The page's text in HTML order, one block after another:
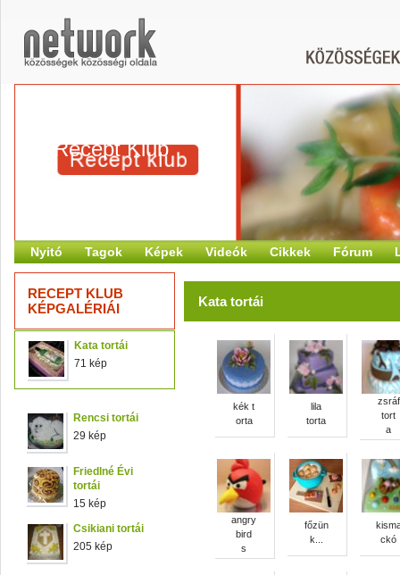
Recept Klub
Nyitó Tagok Képek Videók Cikkek Fórum
RECEPT KLUB
KÉPGALÉRIÁI
Kata tortái
71 kép
Rencsi tortái
29 kép
Friedlné Évi
tortái
15 kép
Csikiani tortái
205 kép
Kata tortái
kék t
orta
lila
torta
zsráf
tort
a
angry
bird
s
főzün
k...
ckó